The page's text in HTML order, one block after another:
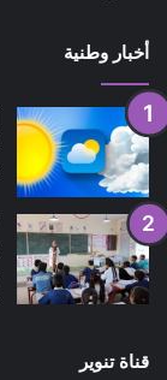
أخبار وطنية
قناة تنوير